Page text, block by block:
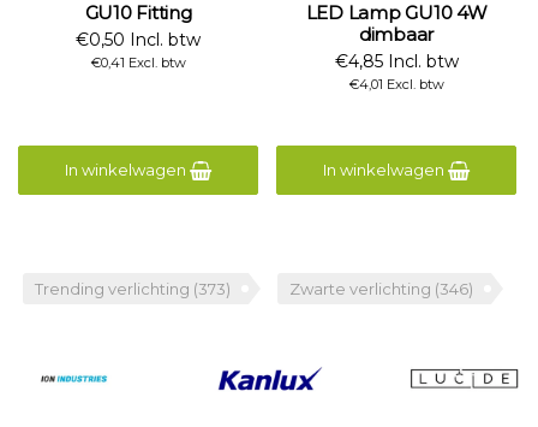
GU10 Fitting
€0,50 Incl. btw
€0,41 Excl. btw
In winkelwagen
LED Lamp GU10 4W
dimbaar
€4,85 Incl. btw
€4,01 Excl. btw
In winkelwagen
Trending verlichting (373) Zwarte verlichting (346)